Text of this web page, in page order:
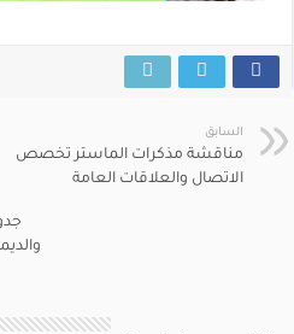
السابق
مناقشة مذكرات الماستر تخصص
الاتصال والعلاقات العامة